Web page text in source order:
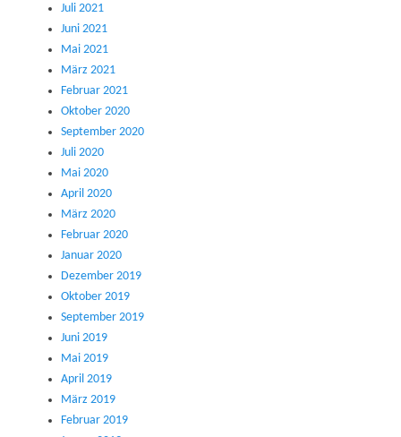
Juli 2021
Juni 2021
Mai 2021
März 2021
Februar 2021
Oktober 2020
September 2020
Juli 2020
Mai 2020
April 2020
März 2020
Februar 2020
Januar 2020
Dezember 2019
Oktober 2019
September 2019
Juni 2019
Mai 2019
April 2019
März 2019
Februar 2019